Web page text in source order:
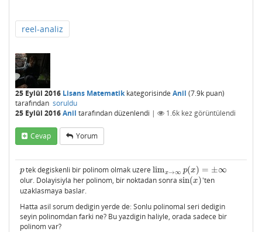
reel-analiz
25 Eylül 2016 Lisans Matematikkategorisinde Anil (7.9k puan)
tarafından soruldu
25 Eylül 2016Anil tarafındandüzenlendi | 1.6k kez görüntülendi
Cevap Yorum
p
ptek degiskenli bir polinom olmak uzerelimx→∞ p(x) = ±∞
limx→∞p (x)=±∞
olur. Dolayisiyla her polinom, bir noktadan sonra sin(x)
sin(x) 'ten
uzaklasmaya baslar.
Hatta asil sorum dedigin yerde de: Sonlu polinomal seri dedigin
seyin polinomdan farki ne? Bu yazdigin haliyle, orada sadece bir
polinom var?